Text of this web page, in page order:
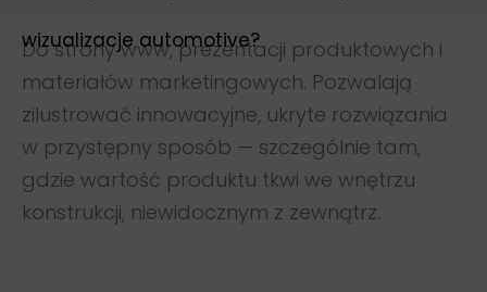
wizualizacje automotive?
Do strony www, prezentacji produktowych i
materiałów marketingowych. Pozwalają
zilustrować innowacyjne, ukryte rozwiązania
w przystępny sposób — szczególnie tam,
gdzie wartość produktu tkwi we wnętrzu
konstrukcji, niewidocznym z zewnątrz.
biuro@modelight.pl
Telefon:
+48 509 510 197